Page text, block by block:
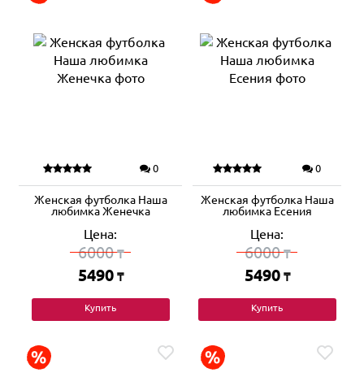
0
Женская футболка Наша
любимка Женечка
Цена:
6000₸
5490 ₸
Купить
0
Женская футболка Наша
любимка Есения
Цена:
6000₸
5490 ₸
Купить